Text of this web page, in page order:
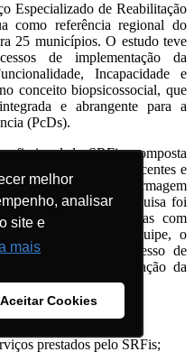
melhor
analisar
site e
mais
Aceitar Cookies
melhor
analisar
site e
mais
Aceitar Cookies
Especializado de Reabilitação
como referência regional do
25 municípios. O estudo teve
de implementação da
Incapacidade e
conceito biopsicossocial, que
e abrangente para a
(PcDs).
do SRFis, composta
ocupacionais, docentes e
Serviço Social, Enfermagem
pelo serviço. A pesquisa foi
incluindo entrevistas com
profissionais da equipe, o
para aprimorar o processo de
da implementação da
destacam-se:
prestados pelo SRFis;